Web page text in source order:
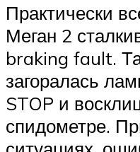
Практически
Меган 2
braking fault.
загоралась
STOP и
спидометре.